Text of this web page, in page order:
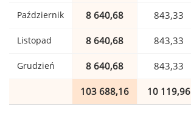
Październik 8 640,68 843,33
Listopad 8 640,68 843,33
Grudzień 8 640,68 843,33
103 688,16 10 119,96